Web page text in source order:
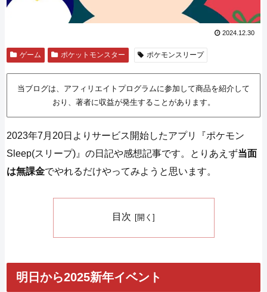
2024.12.30
ゲーム ポケットモンスター ポケモンスリープ
当ブログは、アフィリエイトプログラムに参加して商品を紹介して
おり、著者に収益が発生することがあります。
2023年7月20日よりサービス開始したアプリ『ポケモン
Sleep(スリープ)』の日記や感想記事です。とりあえず当面
は無課金でやれるだけやってみようと思います。
目次
明日から2025新年イベント